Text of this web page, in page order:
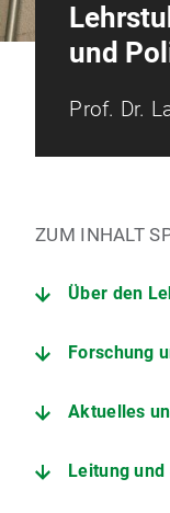
und
Prof. Dr.
ZUM INHALT
Über den
Forschung und
Aktuelles
Leitung